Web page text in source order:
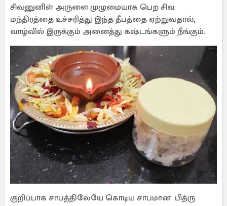
சிவனுனிள் அருளை முழுமையாக பெற சிவ
மந்திரத்தை உச்சரித்து இந்த தீபத்தை ஏற்றுவதால்,
வாழ்வில் இருக்கும் அனைத்து கஷ்டங்களும் நீங்கும்.
குறிப்பாக சாபத்திலேயே கொடிய சாபமான பித்ரு